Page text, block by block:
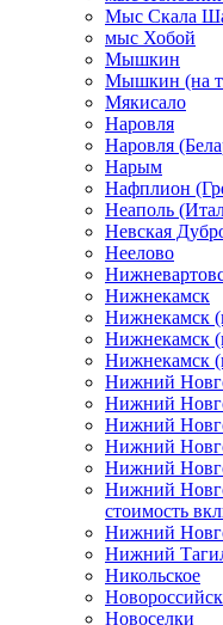
Мыс Скала
мыс Хобой
Мышкин
Мышкин (на
Мякисало
Наровля
Наровля
Нарым
Нафплион
Неаполь
Невская
Неелово
Нижнекамск
Нижнекамск
Нижнекамск
Нижнекамск
Нижний
Нижний
Нижний
Нижний
Нижний
Нижний
стоимость
Нижний
Нижний
Никольское
Новороссийск
Новоселки